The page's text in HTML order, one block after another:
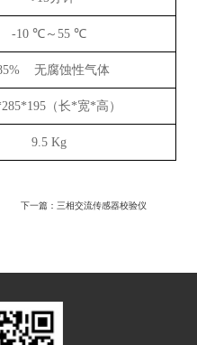
-10 ℃～55 ℃
无腐蚀性气体
（长*宽*高）
9.5 Kg
下一篇：三相交流传感器校验仪